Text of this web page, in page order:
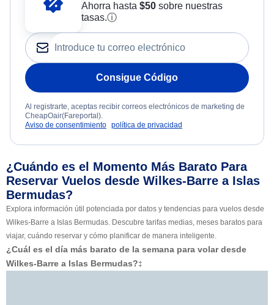
Ahorra hasta $50sobre nuestras
tasas.ⓘ
Consigue Código
Al registrarte, aceptas recibir correos electrónicos de marketing de
CheapOair(Fareportal).
Aviso de consentimiento política de privacidad
¿Cuándo es el Momento Más Barato Para
Reservar Vuelos desde Wilkes-Barre a Islas
Bermudas?
Explora información útil potenciada por datos y tendencias para vuelos desde
Wilkes-Barre a Islas Bermudas. Descubre tarifas medias, meses baratos para
viajar, cuándo reservar y cómo planificar de manera inteligente.
¿Cuál es el día más barato de la semana para volar desde
Wilkes-Barre a Islas Bermudas?‡